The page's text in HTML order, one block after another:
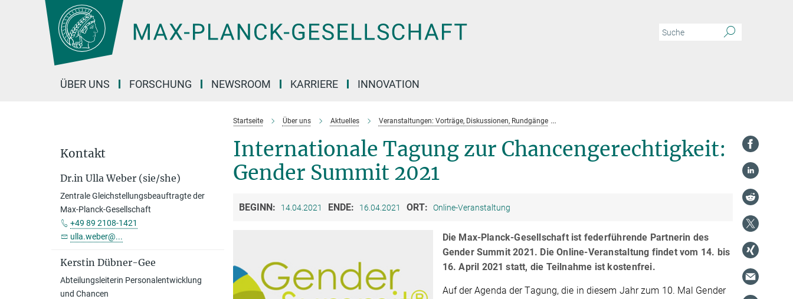
Hauptinhalt
ÜBER UNS FORSCHUNG NEWSROOM KARRIERE INNOVATION
Startseite Über uns Aktuelles Veranstaltungen: Vorträge, Diskussionen, Rundgänge
Internationale Tagung zur Chancengerechtigkeit:
Gender Summit 2021
BEGINN: 14.04.2021 ENDE: 16.04.2021 ORT: Online-Veranstaltung
Die Max-Planck-Gesellschaft ist federführende Partnerin des
Gender Summit 2021. Die Online-Veranstaltung findet vom 14. bis
16. April 2021 statt, die Teilnahme ist kostenfrei.
Auf der Agenda der Tagung, die in diesem Jahr zum 10. Mal Gender
Kontakt
Dr.in Ulla Weber (sie/she)
Zentrale Gleichstellungsbeauftragte der
Max-Planck-Gesellschaft
+49 89 2108-1421
ulla.weber@...
Kerstin Dübner-Gee
Abteilungsleiterin Personalentwicklung
und Chancen